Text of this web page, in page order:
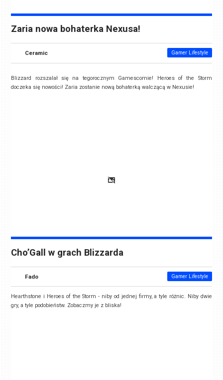
Zaria nowa bohaterka Nexusa!
Ceramic Gamer Lifestyle
Blizzard rozszalał się na tegorocznym Gamescomie! Heroes of the Storm
doczeka się nowości! Zaria zostanie nową bohaterką walczącą w Nexusie!
Cho’Gall w grach Blizzarda
Fado Gamer Lifestyle
Hearthstone i Heroes of the Storm - niby od jednej firmy, a tyle różnic. Niby dwie
gry, a tyle podobieństw. Zobaczmy je z bliska!